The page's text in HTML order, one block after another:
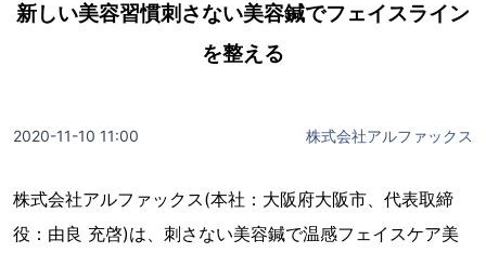
新しい美容習慣刺さない美容鍼でフェイスライン
を整える
2020-11-10 11:00 株式会社アルファックス
株式会社アルファックス(本社：大阪府大阪市、代表取締
役：由良 充啓)は、刺さない美容鍼で温感フェイスケア美